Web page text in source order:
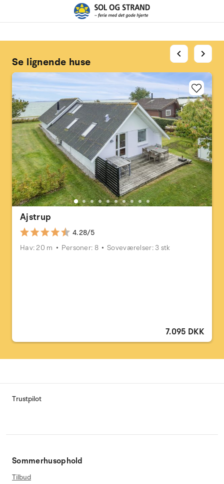
Se lignende huse
Ajstrup
4.28/5
Hav: 20 m
Personer: 8 Soveværelser: 3 stk
7.095 DKK
chevron_left chevron_right
Trustpilot
Sommerhusophold
Tilbud